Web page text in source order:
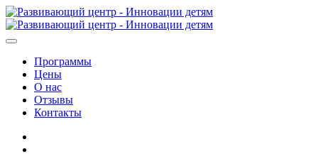
Программы
Цены
О нас
Отзывы
Контакты